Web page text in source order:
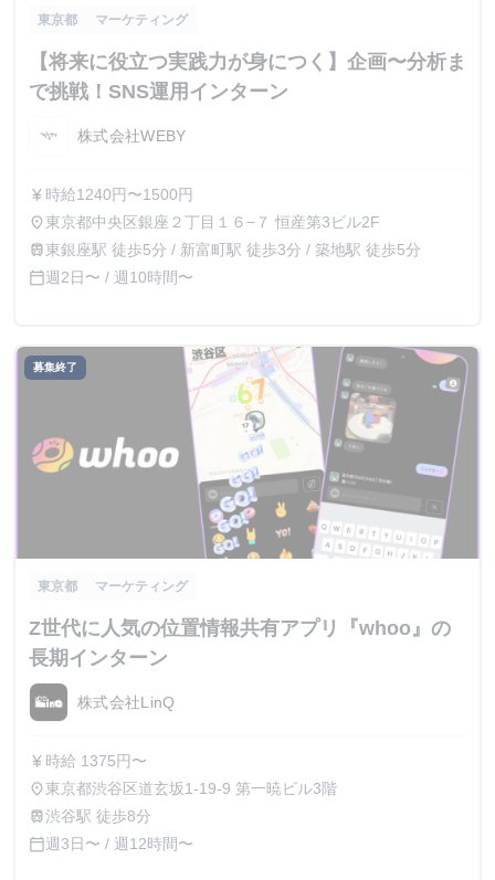
東京都 マーケティング
【将来に役立つ実践力が身につく】企画〜分析ま
で挑戦！SNS運用インターン
株式会社WEBY
currency_yen 時給1240円〜1500円
place東京都中央区銀座２丁目１６−７ 恒産第3ビル2F
train東銀座駅 徒歩5分 / 新富町駅 徒歩3分 / 築地駅 徒歩5分
calendar_today週2日〜 / 週10時間〜
募集終了
東京都 マーケティング
Z世代に人気の位置情報共有アプリ『whoo』の
長期インターン
株式会社LinQ
currency_yen 時給 1375円〜
place東京都渋谷区道玄坂1-19-9 第一暁ビル3階
train渋谷駅 徒歩8分
calendar_today週3日〜 / 週12時間〜